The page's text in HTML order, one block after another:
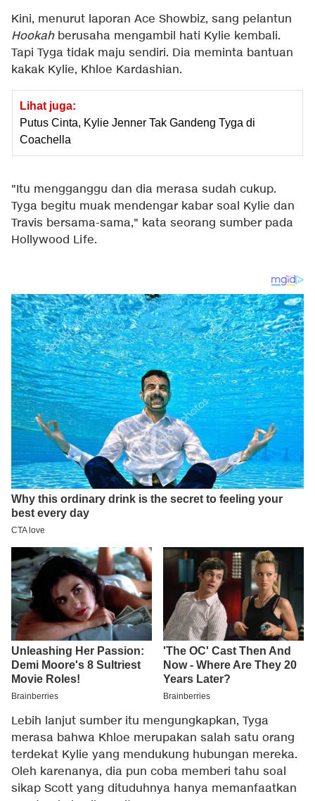
Kini, menurut laporan Ace Showbiz, sang pelantun
Hookahberusaha mengambil hati Kylie kembali.
Tapi Tyga tidak maju sendiri. Dia meminta bantuan
kakak Kylie, Khloe Kardashian.
Lihat juga:
Putus Cinta, Kylie Jenner Tak Gandeng Tyga di
Coachella
"Itu mengganggu dan dia merasa sudah cukup.
Tyga begitu muak mendengar kabar soal Kylie dan
Travis bersama-sama," kata seorang sumber pada
Hollywood Life.
Lebih lanjut sumber itu mengungkapkan, Tyga
merasa bahwa Khloe merupakan salah satu orang
terdekat Kylie yang mendukung hubungan mereka.
Oleh karenanya, dia pun coba memberi tahu soal
sikap Scott yang dituduhnya hanya memanfaatkan